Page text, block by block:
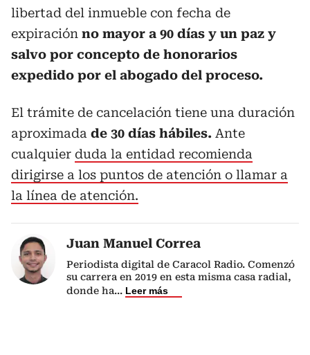
libertad del inmueble con fecha de
expiración no mayor a 90 días y un paz y
salvo por concepto de honorarios
expedido por el abogado del proceso.
El trámite de cancelación tiene una duración
aproximada de 30 días hábiles. Ante
cualquier duda la entidad recomienda
dirigirse a los puntos de atención o llamar a
la línea de atención.
Juan Manuel Correa
Periodista digital de Caracol Radio. Comenzó
su carrera en 2019 en esta misma casa radial,
donde ha... Leer más